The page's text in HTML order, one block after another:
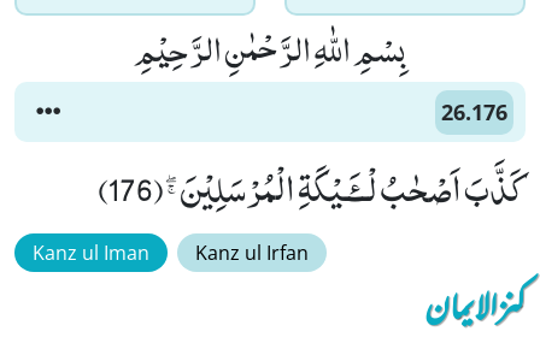
بِسْمِ اللّٰهِ الرَّحْمٰنِ الرَّحِیْمِ
26.176
كَذَّبَ اَصْحٰبُ لْــٴَـیْكَةِ الْمُرْسَلِیْنَﭕ(176)
Kanz ul Iman Kanz ul Irfan
کنزالایمان